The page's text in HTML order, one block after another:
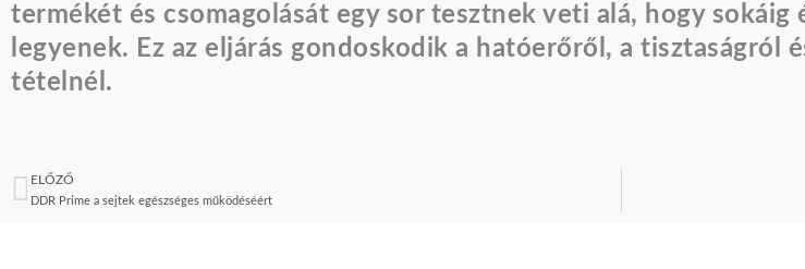
termékét és csomagolását egy sor tesztnek veti alá, hogy
legyenek. Ez az eljárás gondoskodik a hatóerőről, a tisztaságról
tételnél.
Előző
ELŐZŐ
DDR Prime a sejtek egészséges működéséért